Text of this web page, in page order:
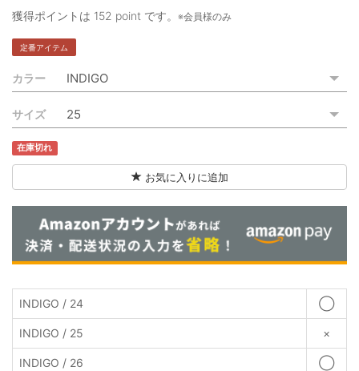
獲得ポイントは 152 point です。 ※会員様のみ
定番アイテム
カラー
サイズ
在庫切れ
お気に入りに追加
INDIGO / 24 ◯
INDIGO / 25 ×
INDIGO / 26 ◯